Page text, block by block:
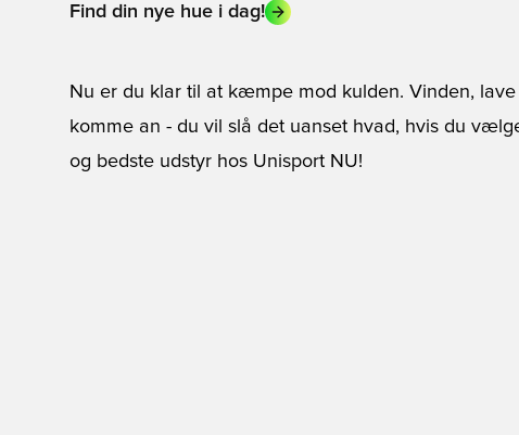
Find din nye hue i dag!
Nu er du klar til at kæmpe mod kulden. Vinden,
komme an - du vil slå det uanset hvad, hvis du
og bedste udstyr hos Unisport NU!